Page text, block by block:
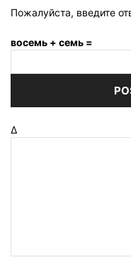
Пожалуйста, введите
восемь + семь =
Δ